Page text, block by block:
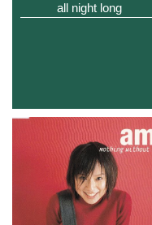
all night long